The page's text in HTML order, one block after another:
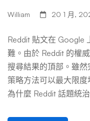
誹謗性帖子 解決
內容。截取誹謗性貼文
容，包括 subreddit 名
以及任何相關回應。記
William 20 1 月,
Reddit 貼文在 Google
難。由於 Reddit 的權
搜尋結果的頂部。雖
策略方法可以最大限
為什麼 Reddit 話題統